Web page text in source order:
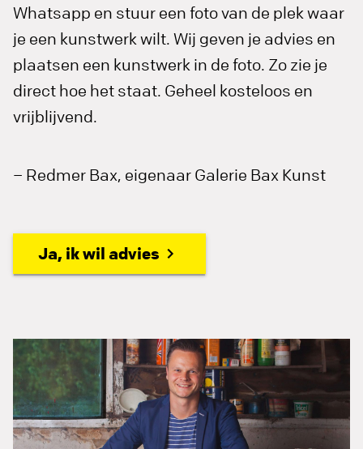
Whatsapp en stuur een foto van de plek waar
je een kunstwerk wilt. Wij geven je advies en
plaatsen een kunstwerk in de foto. Zo zie je
direct hoe het staat. Geheel kosteloos en
vrijblijvend.
– Redmer Bax, eigenaar Galerie Bax Kunst
Ja, ik wil advies